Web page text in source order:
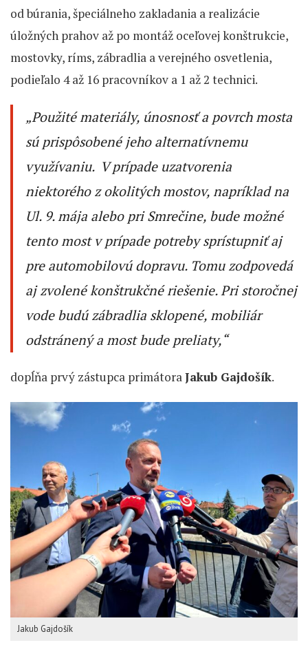
od búrania, špeciálneho zakladania a realizácie
úložných prahov až po montáž oceľovej konštrukcie,
mostovky, ríms, zábradlia a verejného osvetlenia,
podieľalo 4 až 16 pracovníkov a 1 až 2 technici.
„Použité materiály, únosnosť a povrch mosta
sú prispôsobené jeho alternatívnemu
využívaniu. V prípade uzatvorenia
niektorého z okolitých mostov, napríklad na
Ul. 9. mája alebo pri Smrečine, bude možné
tento most v prípade potreby sprístupniť aj
pre automobilovú dopravu. Tomu zodpovedá
aj zvolené konštrukčné riešenie. Pri storočnej
vode budú zábradlia sklopené, mobiliár
odstránený a most bude preliaty,“
dopĺňa prvý zástupca primátoraJakub Gajdošík.
Jakub Gajdošík